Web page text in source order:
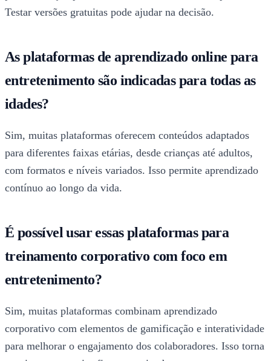
Testar versões gratuitas pode ajudar na decisão.
As plataformas de aprendizado online para
entretenimento são indicadas para todas as
idades?
Sim, muitas plataformas oferecem conteúdos adaptados
para diferentes faixas etárias, desde crianças até adultos,
com formatos e níveis variados. Isso permite aprendizado
contínuo ao longo da vida.
É possível usar essas plataformas para
treinamento corporativo com foco em
entretenimento?
Sim, muitas plataformas combinam aprendizado
corporativo com elementos de gamificação e interatividade
para melhorar o engajamento dos colaboradores. Isso torna